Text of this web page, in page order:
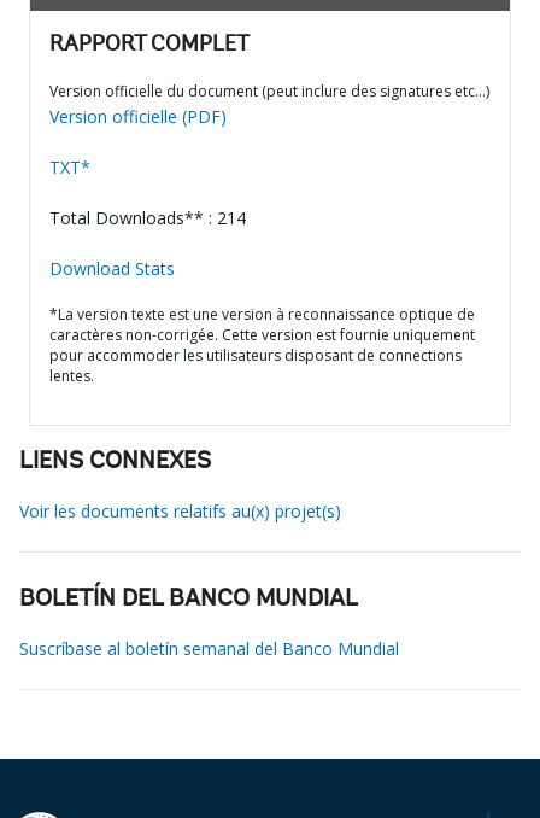
RAPPORT COMPLET
Version officielle du document (peut inclure des signatures etc…)
Version officielle (PDF)
TXT*
Total Downloads** : 214
Download Stats
*La version texte est une version à reconnaissance optique de
caractères non-corrigée. Cette version est fournie uniquement
pour accommoder les utilisateurs disposant de connections
lentes.
LIENS CONNEXES
Voir les documents relatifs au(x) projet(s)
BOLETÍN DEL BANCO MUNDIAL
Suscríbase al boletín semanal del Banco Mundial